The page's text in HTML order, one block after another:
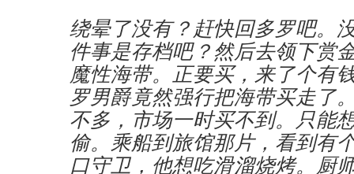
绕晕了没有？赶快回多罗吧。
件事是存档吧？然后去领下赏
魔性海带。正要买，来了个有
罗男爵竟然强行把海带买走了
不多，市场一时买不到。只能
偷。乘船到旅馆那片，看到有
口守卫，他想吃滑溜烧烤。厨